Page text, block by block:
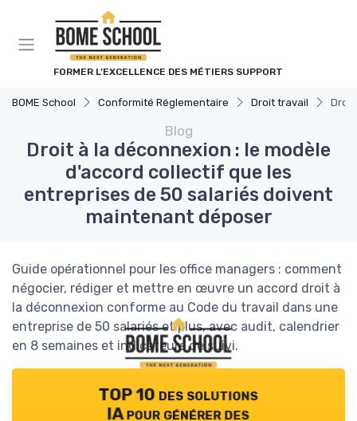
FORMER L’EXCELLENCE DES MÉTIERS SUPPORT
BOME School Conformité Réglementaire Droit travail Droit
Blog
Droit à la déconnexion : le modèle
d'accord collectif que les
entreprises de 50 salariés doivent
maintenant déposer
Guide opérationnel pour les office managers : comment
négocier, rédiger et mettre en œuvre un accord droit à
la déconnexion conforme au Code du travail dans une
entreprise de 50 salariés et plus, avec audit, calendrier
en 8 semaines et indicateurs de suivi.
TOP 10 des solutions
IA pour générer des
Panneau de gestion des cookies